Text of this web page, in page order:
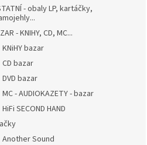
- obaly LP, kartáčky,
- KNIHY, CD, MC...
KNiHY bazar
CD bazar
DVD bazar
MC - AUDIOKAZETY - bazar
HiFi SECOND HAND
Another Sound